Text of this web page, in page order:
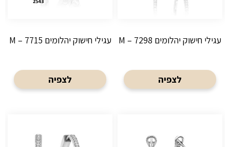
עגילי חישוק יהלומים M – 7298
לצפיה
עגילי חישוק יהלומים M – 7715
לצפיה